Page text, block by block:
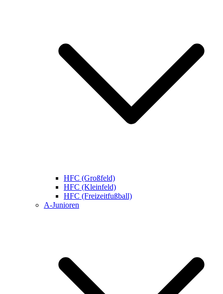
HFC (Großfeld)
HFC (Kleinfeld)
HFC (Freizeitfußball)
A-Junioren